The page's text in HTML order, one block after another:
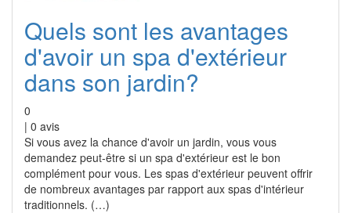
Quels sont les avantages
d'avoir un spa d'extérieur
dans son jardin?
0
| 0 avis
Si vous avez la chance d'avoir un jardin, vous vous
demandez peut-être si un spa d'extérieur est le bon
complément pour vous. Les spas d'extérieur peuvent offrir
de nombreux avantages par rapport aux spas d'intérieur
traditionnels. (…)